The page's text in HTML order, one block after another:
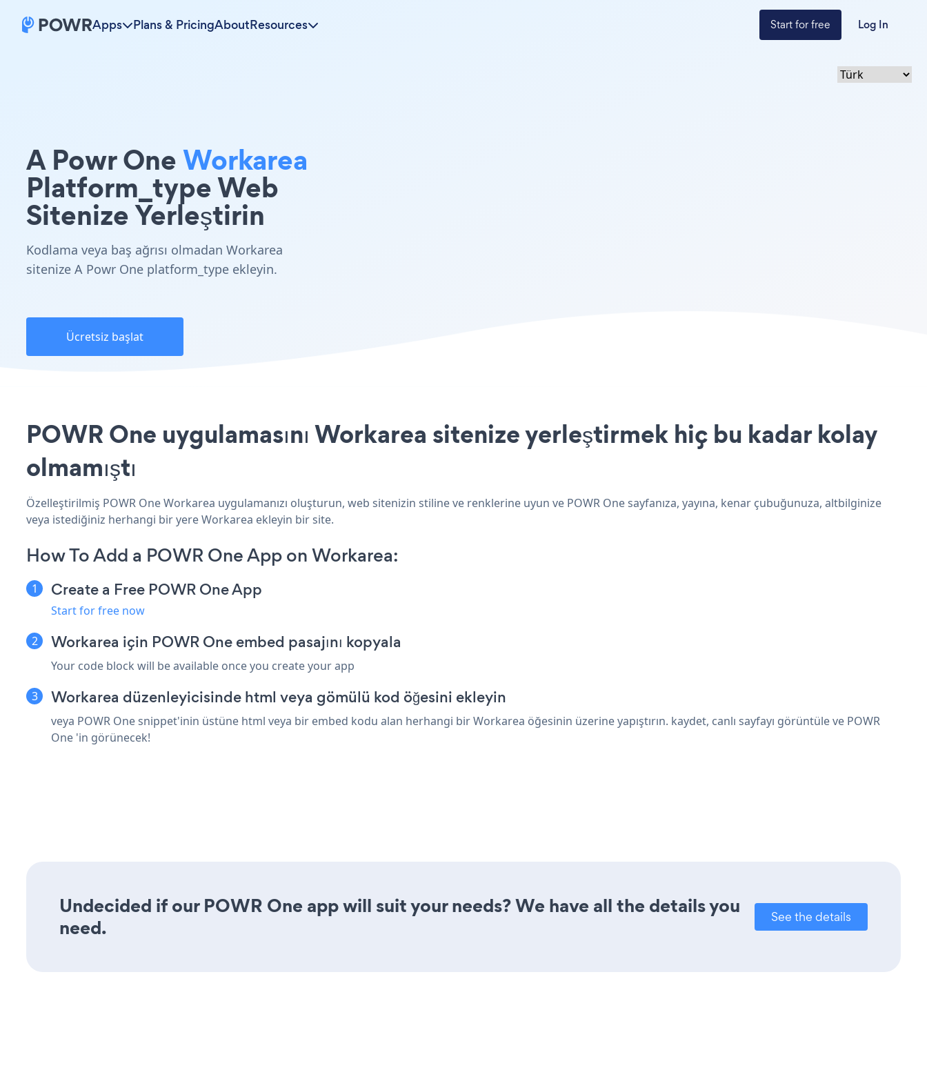
Apps Plans & PricingAboutResources Start for free Log In
A Powr OneWorkarea
Platform_type Web
Sitenize Yerleştirin
Kodlama veya baş ağrısı olmadan Workarea
sitenize A Powr One platform_type ekleyin.
Ücretsiz başlat
POWR One uygulamasını Workarea sitenize yerleştirmek hiç bu kadar kolay
olmamıştı
Özelleştirilmiş POWR One Workarea uygulamanızı oluşturun, web sitenizin stiline ve renklerine uyun ve POWR One sayfanıza, yayına, kenar çubuğunuza, altbilginize
veya istediğiniz herhangi bir yere Workarea ekleyin bir site.
How To Add a POWR One App on Workarea:
Create a Free POWR One App
Start for free now
Workarea için POWR One embed pasajını kopyala
Your code block will be available once you create your app
Workarea düzenleyicisinde html veya gömülü kod öğesini ekleyin
veya POWR One snippet'inin üstüne html veya bir embed kodu alan herhangi bir Workarea öğesinin üzerine yapıştırın. kaydet, canlı sayfayı görüntüle ve POWR
One 'in görünecek!
Undecided if our POWR One app will suit your needs? We have all the details you
need.
See the details